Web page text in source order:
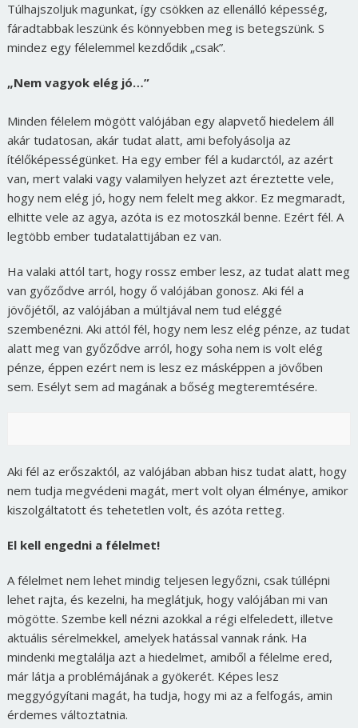
Túlhajszoljuk magunkat, így csökken az ellenálló képesség,
fáradtabbak leszünk és könnyebben meg is betegszünk. S
mindez egy félelemmel kezdődik „csak”.
„Nem vagyok elég jó…”
Minden félelem mögött valójában egy alapvető hiedelem áll
akár tudatosan, akár tudat alatt, ami befolyásolja az
ítélőképességünket. Ha egy ember fél a kudarctól, az azért
van, mert valaki vagy valamilyen helyzet azt éreztette vele,
hogy nem elég jó, hogy nem felelt meg akkor. Ez megmaradt,
elhitte vele az agya, azóta is ez motoszkál benne. Ezért fél. A
legtöbb ember tudatalattijában ez van.
Ha valaki attól tart, hogy rossz ember lesz, az tudat alatt meg
van győződve arról, hogy ő valójában gonosz. Aki fél a
jövőjétől, az valójában a múltjával nem tud eléggé
szembenézni. Aki attól fél, hogy nem lesz elég pénze, az tudat
alatt meg van győződve arról, hogy soha nem is volt elég
pénze, éppen ezért nem is lesz ez másképpen a jövőben
sem. Esélyt sem ad magának a bőség megteremtésére.
Aki fél az erőszaktól, az valójában abban hisz tudat alatt, hogy
nem tudja megvédeni magát, mert volt olyan élménye, amikor
kiszolgáltatott és tehetetlen volt, és azóta retteg.
El kell engedni a félelmet!
A félelmet nem lehet mindig teljesen legyőzni, csak túllépni
lehet rajta, és kezelni, ha meglátjuk, hogy valójában mi van
mögötte. Szembe kell nézni azokkal a régi elfeledett, illetve
aktuális sérelmekkel, amelyek hatással vannak ránk. Ha
mindenki megtalálja azt a hiedelmet, amiből a félelme ered,
már látja a problémájának a gyökerét. Képes lesz
meggyógyítani magát, ha tudja, hogy mi az a felfogás, amin
érdemes változtatnia.